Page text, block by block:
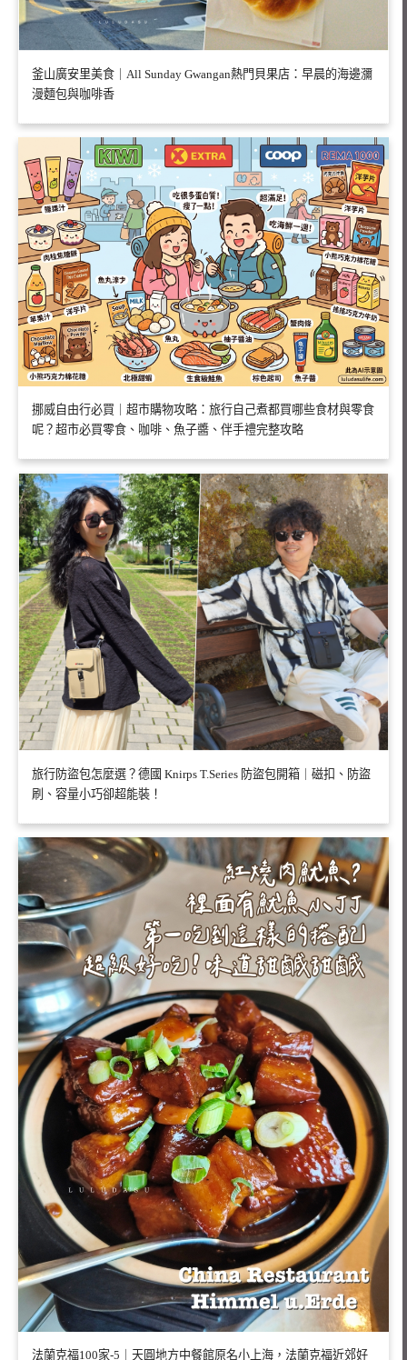
釜山廣安里美食｜All Sunday Gwangan熱門貝果店：早晨的海邊瀰
漫麵包與咖啡香
挪威自由行必買｜超市購物攻略：旅行自己煮都買哪些食材與零食
呢？超市必買零食、咖啡、魚子醬、伴手禮完整攻略
旅行防盜包怎麼選？德國 Knirps T.Series 防盜包開箱｜磁扣、防盜
刷、容量小巧卻超能裝！
法蘭克福100家-5｜天圓地方中餐館原名小上海，法蘭克福近郊好